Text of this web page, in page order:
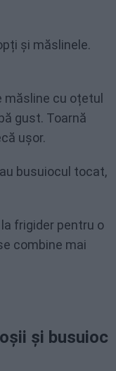
și măslinele.
măsline cu oțetul
gust. Toarnă
ușor.
busuiocul tocat,
frigider pentru o
combine mai
și busuioc